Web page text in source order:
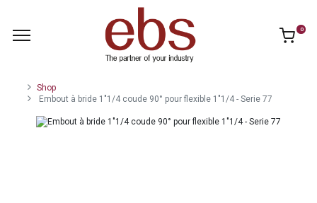
0
Shop
Embout à bride 1"1/4 coude 90° pour flexible 1"1/4 - Serie 77